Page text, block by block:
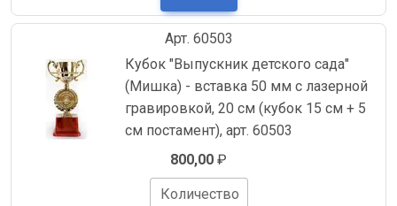
Арт. 60503
Кубок "Выпускник детского сада"
(Мишка) - вставка 50 мм с лазерной
гравировкой, 20 см (кубок 15 см + 5
см постамент), арт. 60503
800,00 ₽
Количество